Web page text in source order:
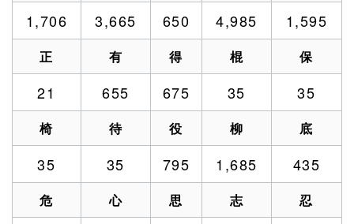
1,706 3,665 650 4,985 1,595
正 有 得 棍 保
21 655 675 35 35
椅 待 役 柳 底
35 35 795 1,685 435
危 心 思 志 忍